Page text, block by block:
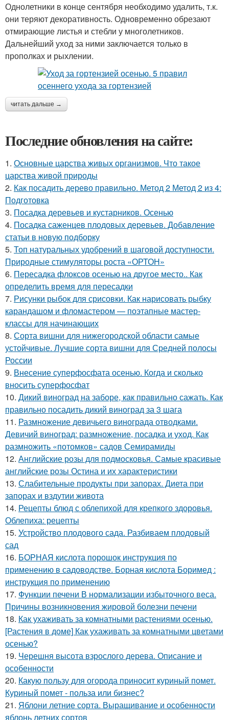
Однолетники в конце сентября необходимо удалить, т.к.
они теряют декоративность. Одновременно обрезают
отмирающие листья и стебли у многолетников.
Дальнейший уход за ними заключается только в
прополках и рыхлении.
читать дальше →
Последние обновления на сайте:
1. Основные царства живых организмов. Что такое
царства живой природы
2. Как посадить дерево правильно. Метод 2 Метод 2 из 4:
Подготовка
3. Посадка деревьев и кустарников. Осенью
4. Посадка саженцев плодовых деревьев. Добавление
статьи в новую подборку
5. Топ натуральных удобрений в шаговой доступности.
Природные стимуляторы роста «ОРТОН»
6. Пересадка флоксов осенью на другое место.. Как
определить время для пересадки
7. Рисунки рыбок для срисовки. Как нарисовать рыбку
карандашом и фломастером — поэтапные мастер-
классы для начинающих
8. Сорта вишни для нижегородской области самые
устойчивые. Лучшие сорта вишни для Средней полосы
России
9. Внесение суперфосфата осенью. Когда и сколько
вносить суперфосфат
10. Дикий виноград на заборе, как правильно сажать. Как
правильно посадить дикий виноград за 3 шага
11. Размножение девичьего винограда отводками.
Девичий виноград: размножение, посадка и уход. Как
размножить «потомков» садов Семирамиды
12. Английские розы для подмосковья. Самые красивые
английские розы Остина и их характеристики
13. Слабительные продукты при запорах. Диета при
запорах и вздутии живота
14. Рецепты блюд с облепихой для крепкого здоровья.
Облепиха: рецепты
15. Устройство плодового сада. Разбиваем плодовый
сад
16. БОРНАЯ кислота порошок инструкция по
применению в садоводстве. Борная кислота Боримед :
инструкция по применению
17. Функции печени В нормализации избыточного веса.
Причины возникновения жировой болезни печени
18. Как ухаживать за комнатными растениями осенью.
[Растения в доме] Как ухаживать за комнатными цветами
осенью?
19. Черешня высота взрослого дерева. Описание и
особенности
20. Какую пользу для огорода приносит куриный помет.
Куриный помет - польза или бизнес?
21. Яблони летние сорта. Выращивание и особенности
яблонь летних сортов